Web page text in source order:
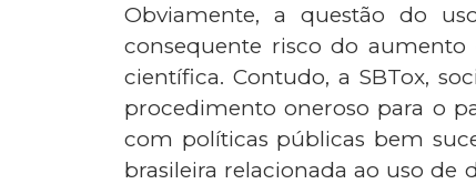
Obviamente, a questão do
consequente risco do
científica. Contudo, a SBTox,
procedimento oneroso para o
com políticas públicas bem
brasileira relacionada ao uso de